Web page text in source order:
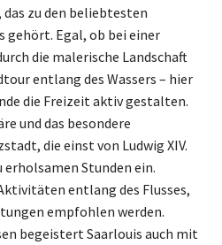
zu den beliebtesten
gehört. Egal, ob bei einer
die malerische Landschaft
entlang des Wassers – hier
die Freizeit aktiv gestalten.
und das besondere
die einst von Ludwig XIV.
Stunden ein.
entlang des Flusses,
empfohlen werden.
begeistert Saarlouis auch mit